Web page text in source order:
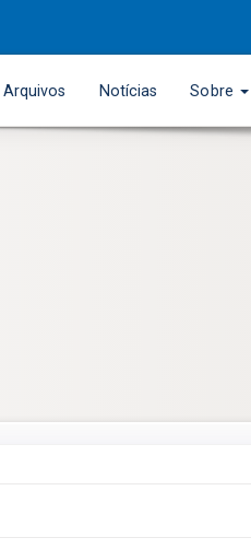
Arquivos Notícias Sobre